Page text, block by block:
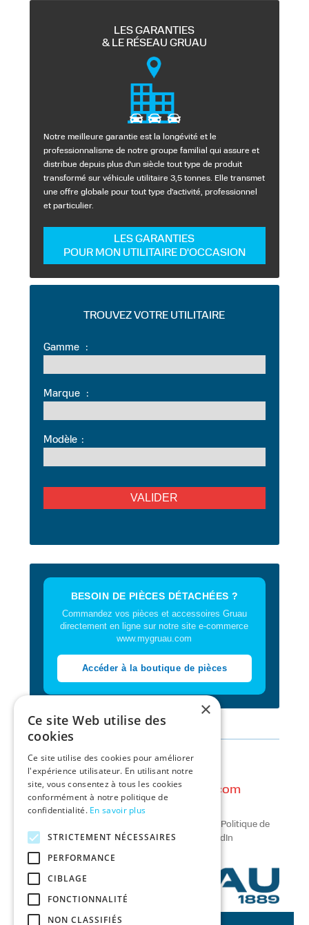
LES GARANTIES
& LE RÉSEAU GRUAU
Notre meilleure garantie est la longévité et le
professionnalisme de notre groupe familial qui assure et
distribue depuis plus d'un siècle tout type de produit
transformé sur véhicule utilitaire 3,5 tonnes. Elle transmet
une offre globale pour tout type d'activité, professionnel
et particulier.
LES GARANTIES
POUR MON UTILITAIRE D'OCCASION
TROUVEZ VOTRE UTILITAIRE
Gamme :
Marque :
Modèle :
BESOIN DE PIÈCES DÉTACHÉES ?
Commandez vos pièces et accessoires Gruau
directement en ligne sur notre site e-commerce
www.mygruau.com
Accéder à la boutique de pièces
Contact :
gruau.occasions@gruau.com
// tél. :02 53 59 27 06
Politique de
confidentialité//Facebook LinkedIn
×
Ce site Web utilise des
cookies
Ce site utilise des cookies pour améliorer
l'expérience utilisateur. En utilisant notre
site, vous consentez à tous les cookies
conformément à notre politique de
confidentialité. En savoir plus
STRICTEMENT NÉCESSAIRES
PERFORMANCE
CIBLAGE
FONCTIONNALITÉ
NON CLASSIFIÉS